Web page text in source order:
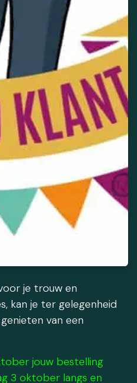
je trouw en
kan je ter gelegenheid
van een
jouw bestelling
3 oktober langs en